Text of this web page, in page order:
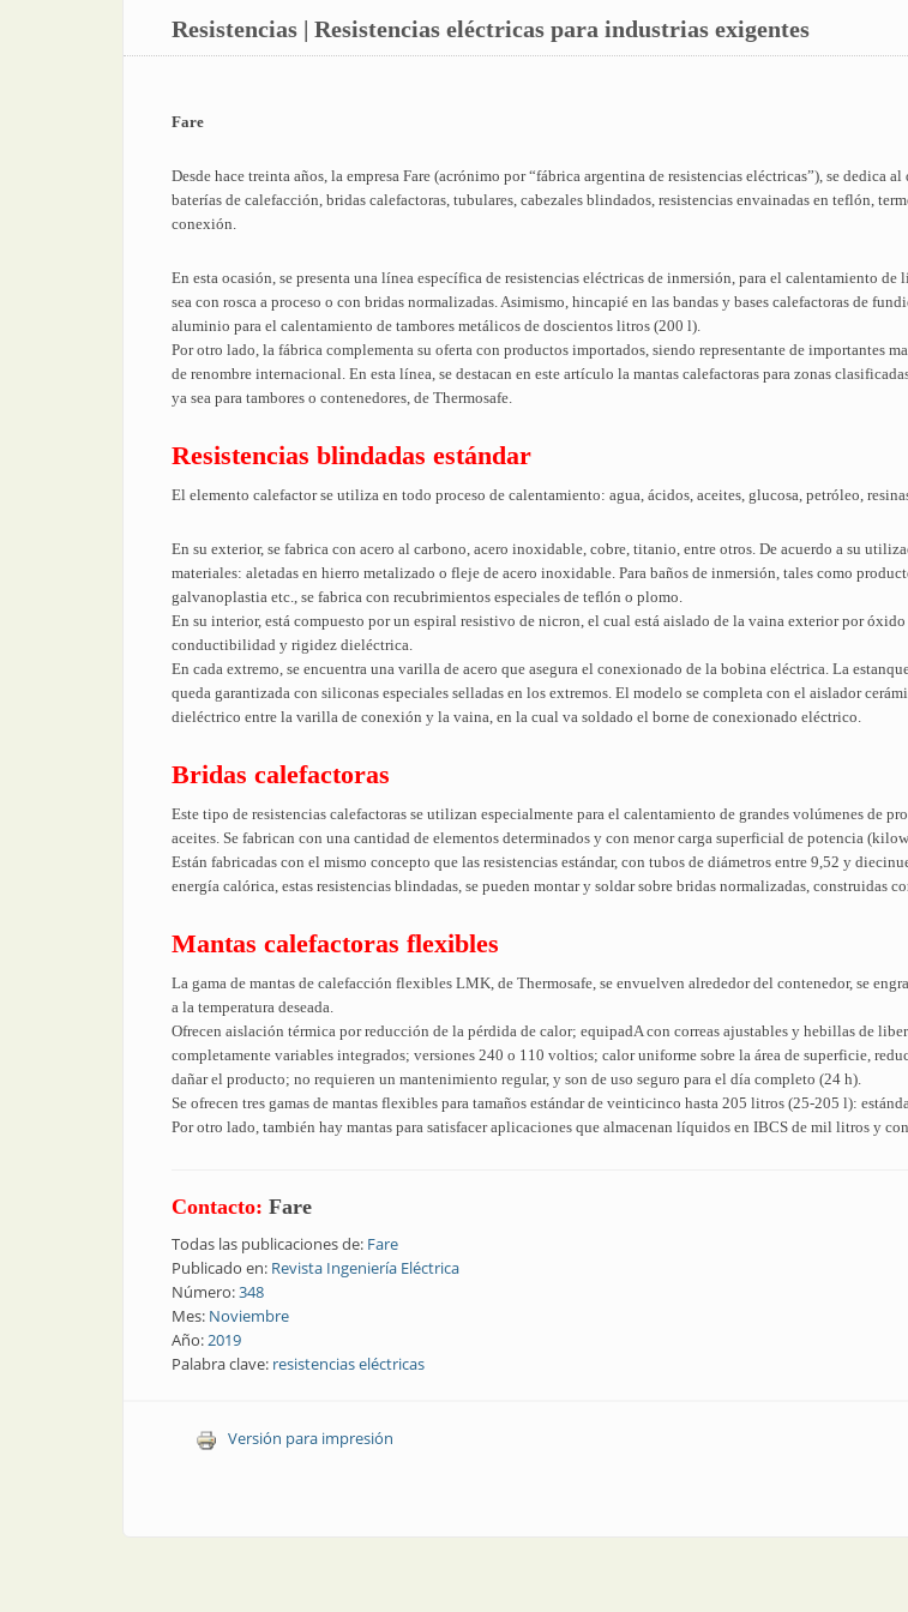
Resistencias | Resistencias eléctricas para industrias exigentes
Fare
Desde hace treinta años, la empresa Fare (acrónimo por “fábrica argentina de resistencias eléctricas”), se dedica
baterías de calefacción, bridas calefactoras, tubulares, cabezales blindados, resistencias envainadas en teflón,
conexión.
En esta ocasión, se presenta una línea específica de resistencias eléctricas de inmersión, para el calentamiento de
sea con rosca a proceso o con bridas normalizadas. Asimismo, hincapié en las bandas y bases calefactoras de
aluminio para el calentamiento de tambores metálicos de doscientos litros (200 l).
Por otro lado, la fábrica complementa su oferta con productos importados, siendo representante de importantes
de renombre internacional. En esta línea, se destacan en este artículo la mantas calefactoras para zonas
ya sea para tambores o contenedores, de Thermosafe.
Resistencias blindadas estándar
El elemento calefactor se utiliza en todo proceso de calentamiento: agua, ácidos, aceites, glucosa, petróleo,
En su exterior, se fabrica con acero al carbono, acero inoxidable, cobre, titanio, entre otros. De acuerdo a su
materiales: aletadas en hierro metalizado o fleje de acero inoxidable. Para baños de inmersión, tales como
galvanoplastia etc., se fabrica con recubrimientos especiales de teflón o plomo.
En su interior, está compuesto por un espiral resistivo de nicron, el cual está aislado de la vaina exterior por
conductibilidad y rigidez dieléctrica.
En cada extremo, se encuentra una varilla de acero que asegura el conexionado de la bobina eléctrica. La
queda garantizada con siliconas especiales selladas en los extremos. El modelo se completa con el aislador
dieléctrico entre la varilla de conexión y la vaina, en la cual va soldado el borne de conexionado eléctrico.
Bridas calefactoras
Este tipo de resistencias calefactoras se utilizan especialmente para el calentamiento de grandes volúmenes de
aceites. Se fabrican con una cantidad de elementos determinados y con menor carga superficial de potencia
Están fabricadas con el mismo concepto que las resistencias estándar, con tubos de diámetros entre 9,52 y
energía calórica, estas resistencias blindadas, se pueden montar y soldar sobre bridas normalizadas, construidas
Mantas calefactoras flexibles
La gama de mantas de calefacción flexibles LMK, de Thermosafe, se envuelven alrededor del contenedor, se
a la temperatura deseada.
Ofrecen aislación térmica por reducción de la pérdida de calor; equipadA con correas ajustables y hebillas de
completamente variables integrados; versiones 240 o 110 voltios; calor uniforme sobre la área de superficie,
dañar el producto; no requieren un mantenimiento regular, y son de uso seguro para el día completo (24 h).
Se ofrecen tres gamas de mantas flexibles para tamaños estándar de veinticinco hasta 205 litros (25-205 l):
Por otro lado, también hay mantas para satisfacer aplicaciones que almacenan líquidos en IBCS de mil litros y
Contacto: Fare
Todas las publicaciones de: Fare
Publicado en: Revista Ingeniería Eléctrica
Número:348
Mes: Noviembre
Año:2019
Palabra clave: resistencias eléctricas
Versión para impresión